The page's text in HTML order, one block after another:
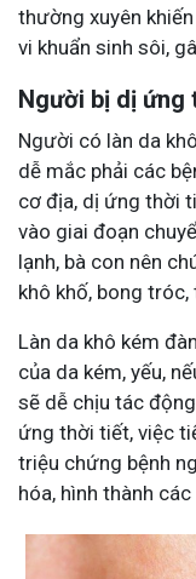
thường xuyên
vi khuẩn sinh sôi,
Người bị dị ứng
Người có làn da
dễ mắc phải các
cơ địa, dị ứng thời
vào giai đoạn
lạnh, bà con nên
khô khố, bong
Làn da khô kém
của da kém, yếu,
sẽ dễ chịu tác
ứng thời tiết, việc
triệu chứng bệnh
hóa, hình thành